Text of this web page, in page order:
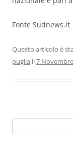
Fonte Sudnews.it
Questo articolo è
puglia il7
per: